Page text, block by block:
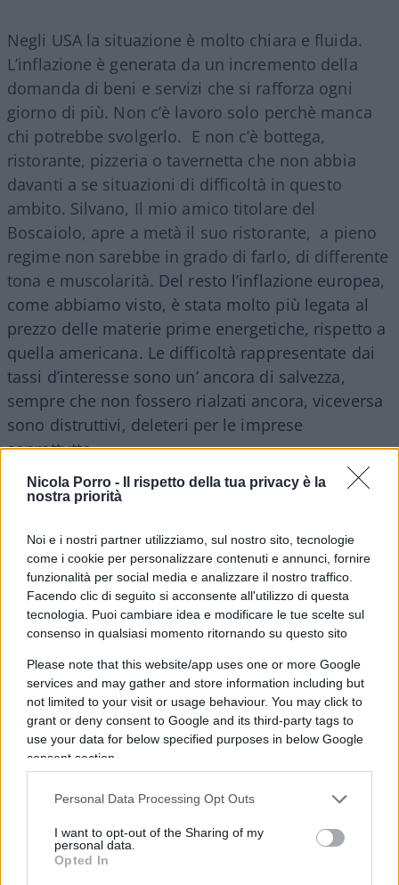
Nicola Porro -
Il rispetto della tua privacy è la
nostra priorità
Noi e i nostri partner utilizziamo, sul nostro sito, tecnologie
come i cookie per personalizzare contenuti e annunci, fornire
funzionalità per social media e analizzare il nostro traffico.
Facendo clic di seguito si acconsente all'utilizzo di questa
tecnologia. Puoi cambiare idea e modificare le tue scelte sul
consenso in qualsiasi momento ritornando su questo sito
Please note that this website/app uses one or more Google
services and may gather and store information including but
not limited to your visit or usage behaviour. You may click to
grant or deny consent to Google and its third-party tags to
use your data for below specified purposes in below Google
consent section.
Personal Data Processing Opt Outs
I want to opt-out of the Sharing of my
personal data.
Opted In
Negli USA la situazione è molto chiara e fluida.
L’inflazione è generata da un incremento della
domanda di beni e servizi che si rafforza ogni
giorno di più. Non c’è lavoro solo perchè manca
chi potrebbe svolgerlo. E non c’è bottega,
ristorante, pizzeria o tavernetta che non abbia
davanti a se situazioni di difficoltà in questo
ambito. Silvano, Il mio amico titolare del
Boscaiolo, apre a metà il suo ristorante, a pieno
regime non sarebbe in grado di farlo, di differente
tona e muscolarità. Del resto l’inflazione europea,
come abbiamo visto, è stata molto più legata al
prezzo delle materie prime energetiche, rispetto a
quella americana. Le difficoltà rappresentate dai
tassi d’interesse sono un’ ancora di salvezza,
sempre che non fossero rialzati ancora, viceversa
sono distruttivi, deleteri per le imprese
soprattutto.
nessuno, possa distogliere la Lagarde dei suoi
intenti nefasti di rialzo dei tassi.
Uqalcuno crede che ci sia un disegno dietro tutto
difficoltà l’Europa è metterla a riposo. Mettere a
riposo le sue fliere produttive come quelle di Italia
e Germania che, con i tassi così alti faranno
sempre più fatica a rifinanziarsi.
In questo modo le due velocità si ampliano, i due
gap si allargano e tutto a vantaggio degli USA che,